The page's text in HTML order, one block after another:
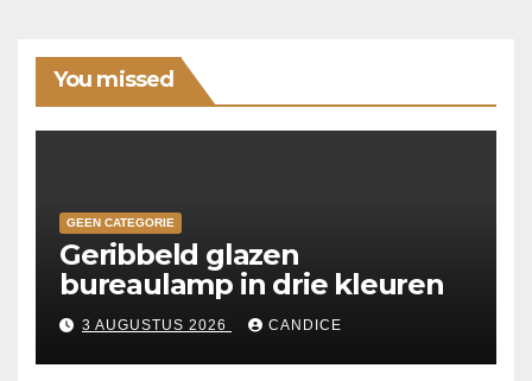
You missed
GEEN CATEGORIE
Geribbeld glazen
bureaulamp in drie kleuren
3 AUGUSTUS 2026 CANDICE